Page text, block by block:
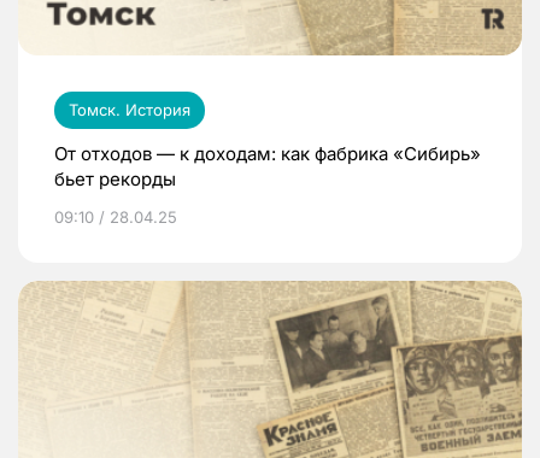
Томск. История
От отходов — к доходам: как фабрика «Сибирь»
бьет рекорды
09:10 / 28.04.25